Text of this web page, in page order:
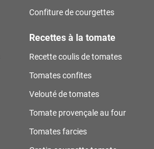
Confiture de courgettes
Recettes à la tomate
Recette coulis de tomates
Tomates confites
Velouté de tomates
Tomate provençale au four
Tomates farcies